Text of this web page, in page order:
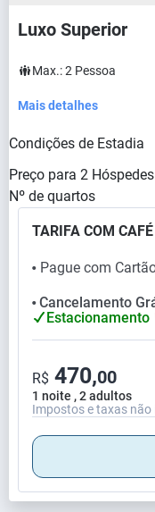
Luxo Superior
Max.:2 Pessoa
Mais detalhes
Condições de Estadia
Preço para 2 Hóspedes
Nº de quartos
TARIFA COM
⬤ Pague com
⬤ Cancelamento
Estacionamento
1 noite , 2 adultos
R$ 470,00
Impostos e taxas não